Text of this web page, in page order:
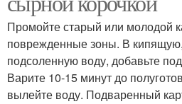
Промойте старый или молодой
поврежденные зоны. В
подсоленную воду, добавьте
Варите 10-15 минут до
вылейте воду. Подваренный